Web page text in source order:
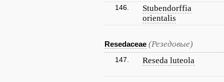
146.
Stubendorffia
orientalis
Resedaceae (Резедовые)
147. Reseda luteola